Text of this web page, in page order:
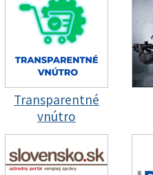
Transparentné
vnútro